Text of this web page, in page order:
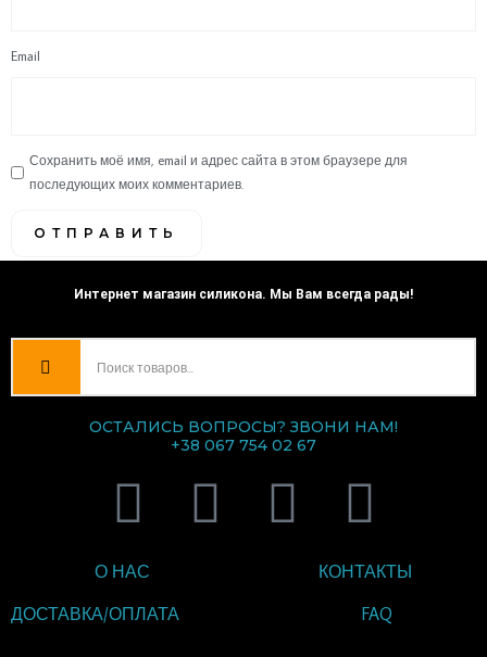
Email
Сохранить моё имя, email и адрес сайта в этом браузере для
последующих моих комментариев.
Интернет магазин силикона. Мы Вам всегда рады!
ОСТАЛИСЬ ВОПРОСЫ? ЗВОНИ НАМ!
+38 067 754 02 67
V
i
b
T I F
a
c
О НАС
КОНТАКТЫ
ДОСТАВКА/ОПЛАТА
FAQ